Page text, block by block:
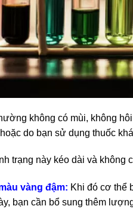
không có mùi, không
do bạn sử dụng thuốc
trạng này kéo dài và
vàng đậm: Khi đó cơ thể
bạn cần bổ sung thêm